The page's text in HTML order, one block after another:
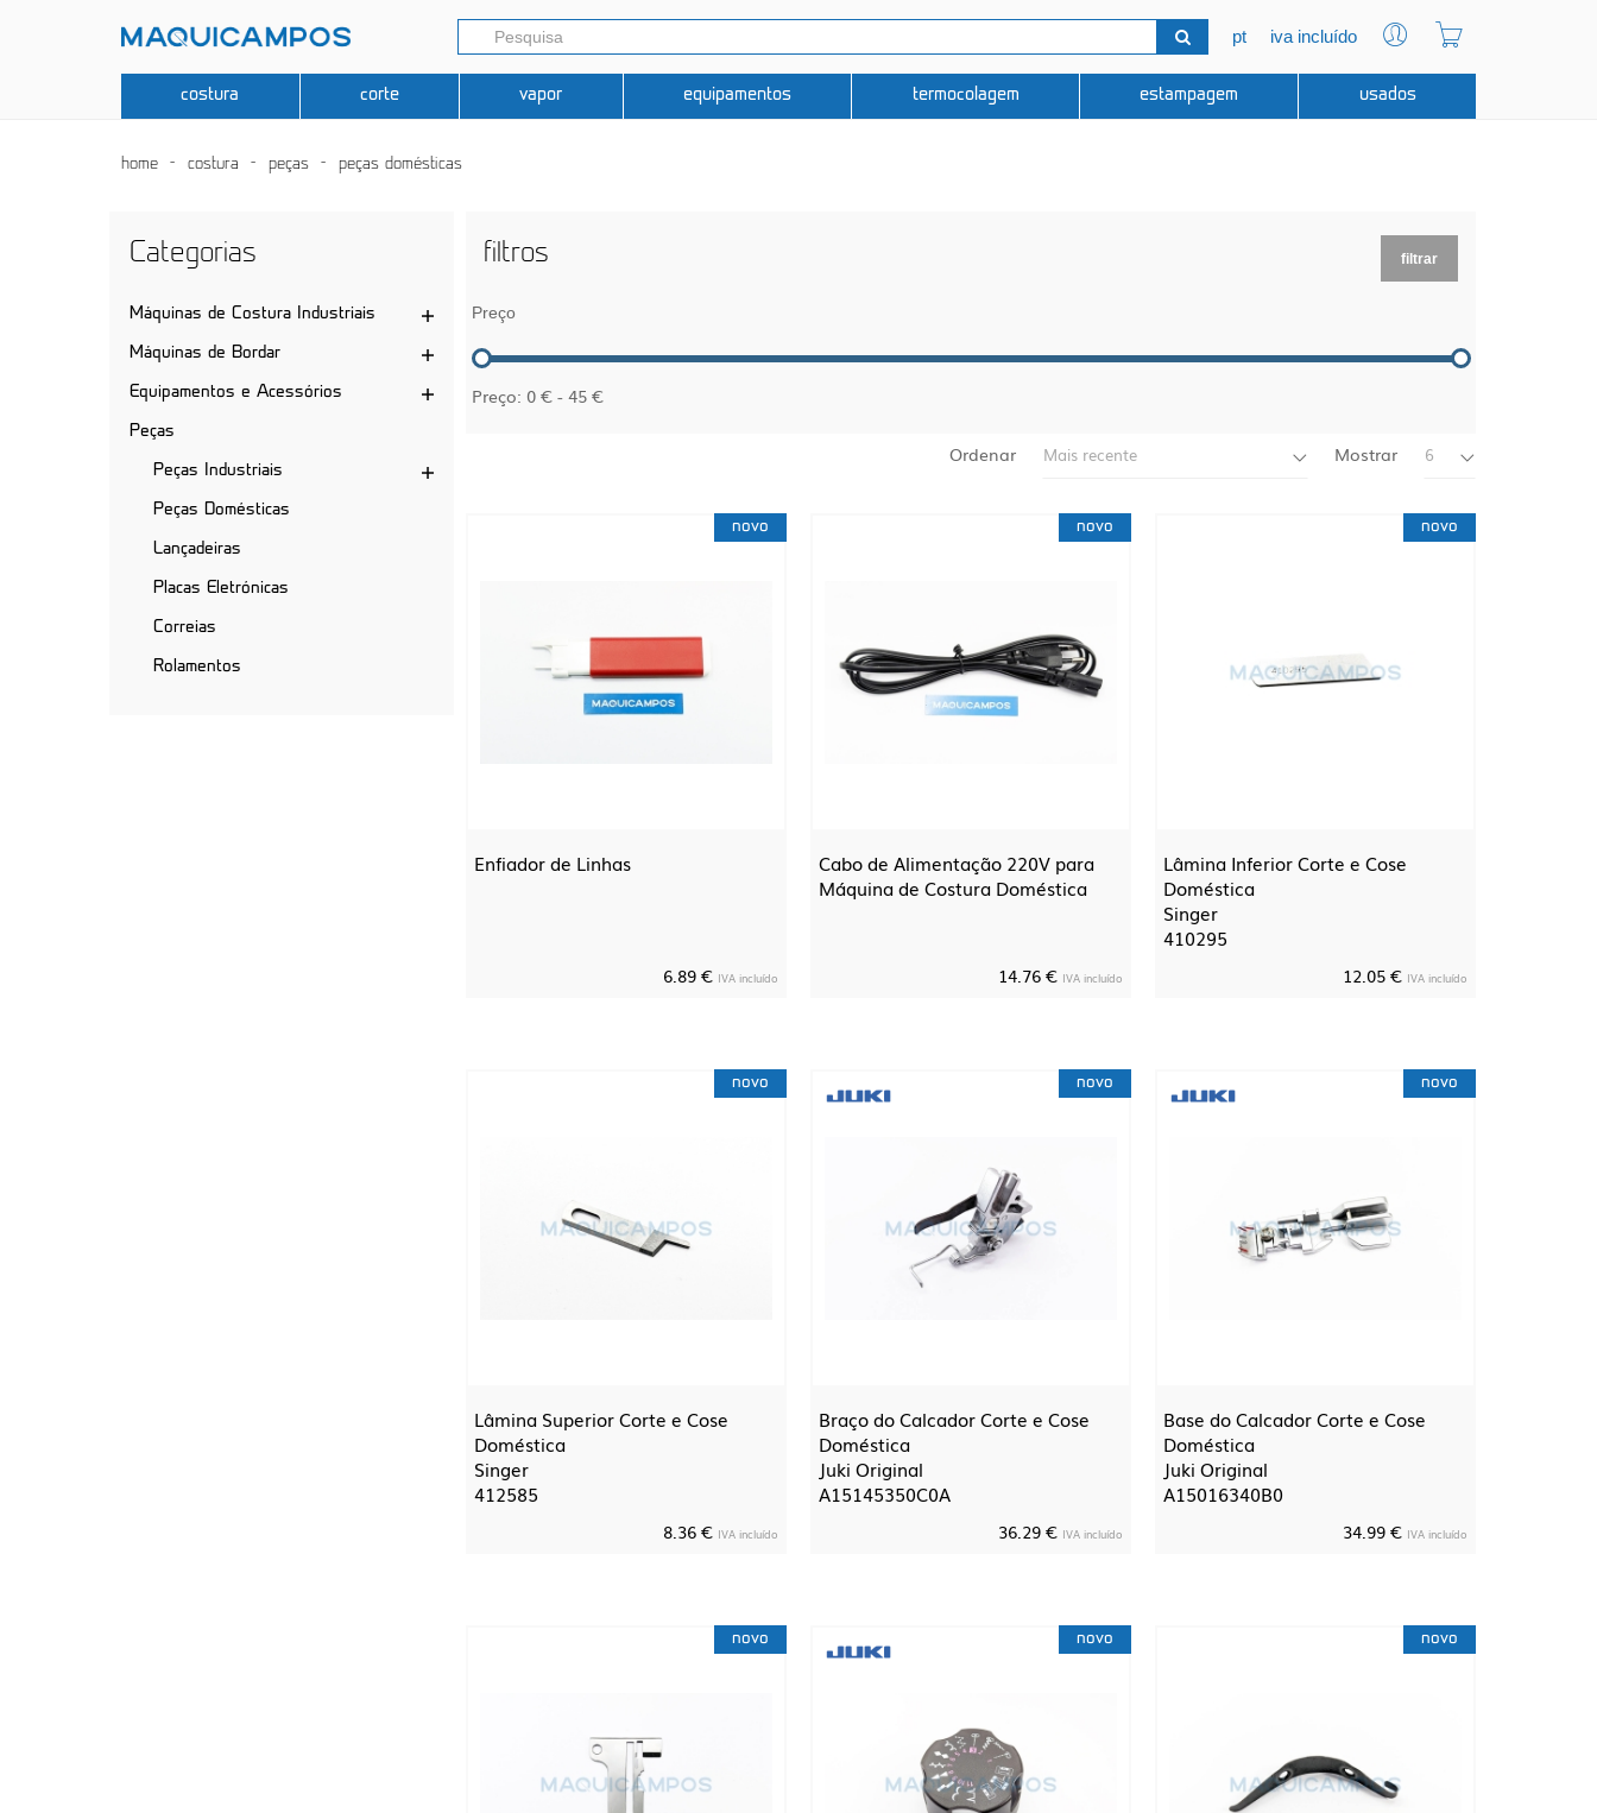
pt iva incluído
costura corte vapor equipamentos termocolagem estampagem usados
home costura peças peças domésticas
Categorias
Máquinas de Costura Industriais
Máquinas de Bordar
Equipamentos e Acessórios
Peças
Peças Industriais
Peças Domésticas
Lançadeiras
Placas Eletrónicas
Correias
Rolamentos
filtros filtrar
Preço
Preço: 0 € - 45 €
Ordenar Mais recente Mostrar 6
novo
Enfiador de Linhas
6.89 € IVA incluído
novo
Cabo de Alimentação 220V para
Máquina de Costura Doméstica
14.76 € IVA incluído
novo
Lâmina Inferior Corte e Cose
Doméstica
Singer
410295
12.05 € IVA incluído
novo
Lâmina Superior Corte e Cose
Doméstica
Singer
412585
8.36 € IVA incluído
novo
Braço do Calcador Corte e Cose
Doméstica
Juki Original
A15145350C0A
36.29 € IVA incluído
novo
Base do Calcador Corte e Cose
Doméstica
Juki Original
A15016340B0
34.99 € IVA incluído
novo novo novo